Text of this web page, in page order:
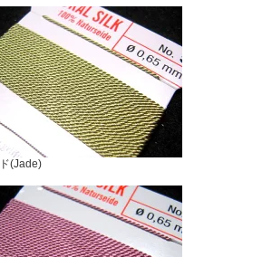
(Jade)